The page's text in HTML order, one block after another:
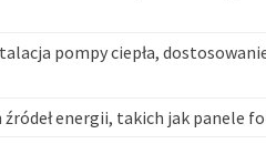
pompy ciepła,
źródeł energii, takich jak panele